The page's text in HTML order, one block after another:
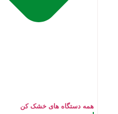
همه دستگاه های خشک کن